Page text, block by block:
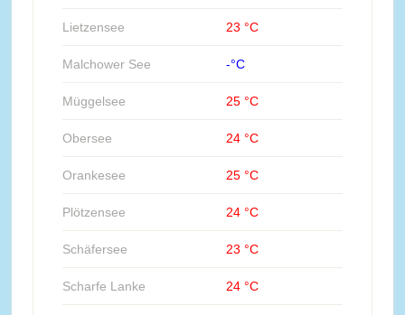
Lietzensee 23 °C
Malchower See -°C
Müggelsee 25 °C
Obersee 24 °C
Orankesee 25 °C
Plötzensee 24 °C
Schäfersee 23 °C
Scharfe Lanke 24 °C